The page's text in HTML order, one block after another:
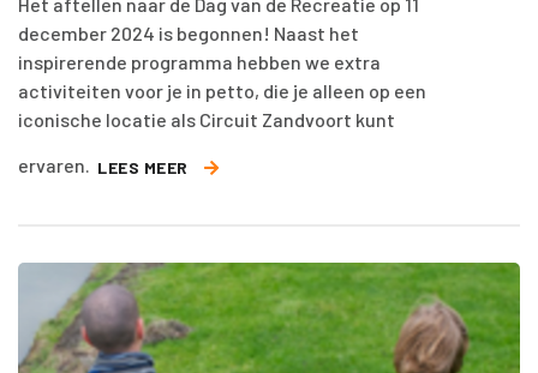
december 2024 is begonnen! Naast het
inspirerende programma hebben we extra
activiteiten voor je in petto, die je alleen op een
iconische locatie als Circuit Zandvoort kunt
ervaren. LEES MEER